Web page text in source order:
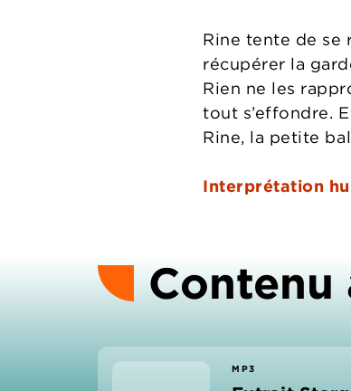
Rine tente de se
récupérer la
Rien ne les
tout s’effondre.
Rine, la petite
Interprétation
MP3